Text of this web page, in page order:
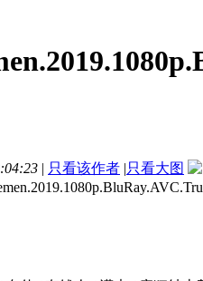
| 只看该作者 |只看大图